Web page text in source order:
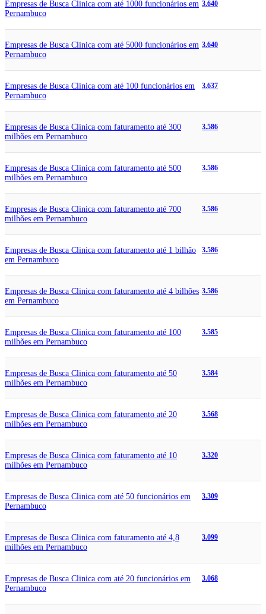
Empresas de Busca Clinica com até 1000 funcionários em
Pernambuco
3.640
Empresas de Busca Clinica com até 5000 funcionários em
Pernambuco
3.640
Empresas de Busca Clinica com até 100 funcionários em
Pernambuco
3.637
Empresas de Busca Clinica com faturamento até 300
milhões em Pernambuco
3.586
Empresas de Busca Clinica com faturamento até 500
milhões em Pernambuco
3.586
Empresas de Busca Clinica com faturamento até 700
milhões em Pernambuco
3.586
Empresas de Busca Clinica com faturamento até 1 bilhão
em Pernambuco
3.586
Empresas de Busca Clinica com faturamento até 4 bilhões
em Pernambuco
3.586
Empresas de Busca Clinica com faturamento até 100
milhões em Pernambuco
3.585
Empresas de Busca Clinica com faturamento até 50
milhões em Pernambuco
3.584
Empresas de Busca Clinica com faturamento até 20
milhões em Pernambuco
3.568
Empresas de Busca Clinica com faturamento até 10
milhões em Pernambuco
3.320
Empresas de Busca Clinica com até 50 funcionários em
Pernambuco
3.309
Empresas de Busca Clinica com faturamento até 4,8
milhões em Pernambuco
3.099
Empresas de Busca Clinica com até 20 funcionários em
Pernambuco
3.068